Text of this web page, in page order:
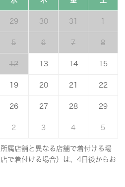
29 30 31 1
5 6 7 8
12 13 14 15
19 20 21 22
26 27 28 29
2 3 4 5
属店舗と異なる店舗で着付ける場
で着付ける場合）は、4日後からお